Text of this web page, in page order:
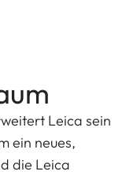
Leica sein
ein neues,
die Leica